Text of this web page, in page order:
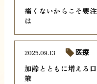
痛くないからこそ要
は
加齢とともに増える
策
2025.09.13 医療